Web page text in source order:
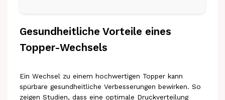
Gesundheitliche Vorteile eines
Topper-Wechsels
Ein Wechsel zu einem hochwertigen Topper kann
spürbare gesundheitliche Verbesserungen bewirken. So
zeigen Studien, dass eine optimale Druckverteilung